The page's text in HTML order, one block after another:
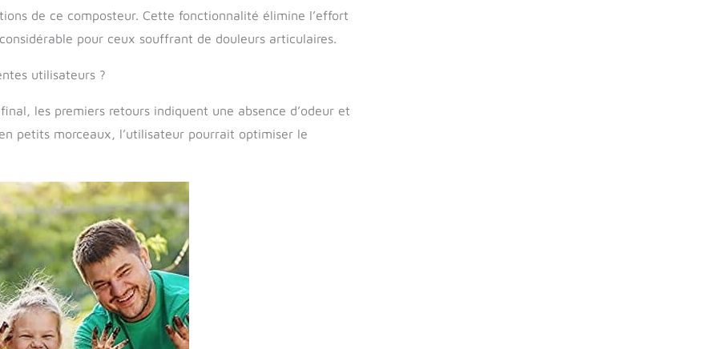
de ce composteur. Cette fonctionnalité élimine l’effort
pour ceux souffrant de douleurs articulaires.
utilisateurs ?
les premiers retours indiquent une absence d’odeur et
petits morceaux, l’utilisateur pourrait optimiser le